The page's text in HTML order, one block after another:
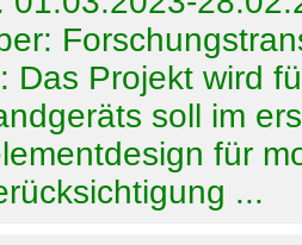
Das Projekt wird
soll im
für
...